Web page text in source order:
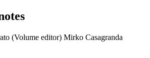
(Volume editor) Mirko Casagranda